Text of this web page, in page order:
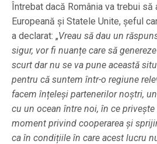
Întrebat dacă România va trebui să
Europeană și Statele Unite, șeful
a declarat: „Vreau să dau un
sigur, vor fi nuanțe care să
scurt dar nu se va pune această
pentru că suntem într-o regiune
facem înțeleși partenerilor noștri,
cu un ocean între noi, în ce
moment privind cooperarea și
ca în condițiile în care acest lucru